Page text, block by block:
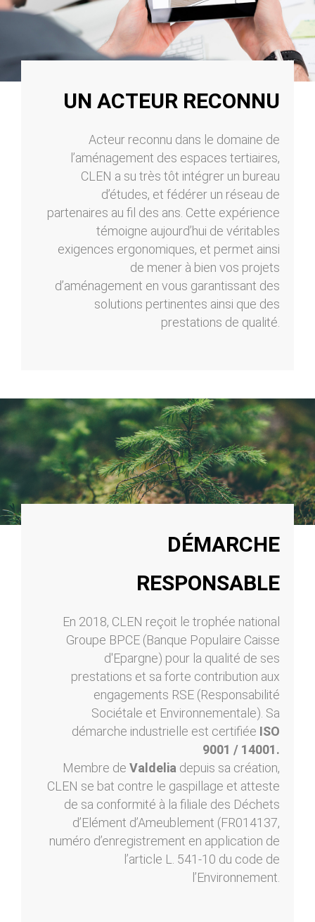
UN ACTEUR RECONNU
Acteur reconnu dans le domaine de
l’aménagement des espaces tertiaires,
CLEN a su très tôt intégrer un bureau
d’études, et fédérer un réseau de
partenaires au fil des ans. Cette expérience
témoigne aujourd’hui de véritables
exigences ergonomiques, et permet ainsi
de mener à bien vos projets
d’aménagement en vous garantissant des
solutions pertinentes ainsi que des
prestations de qualité.
DÉMARCHE
RESPONSABLE
En 2018, CLEN reçoit le trophée national
Groupe BPCE (Banque Populaire Caisse
d'Epargne) pour la qualité de ses
prestations et sa forte contribution aux
engagements RSE (Responsabilité
Sociétale et Environnementale). Sa
démarche industrielle est certifiée ISO
9001 / 14001.
Membre de Valdelia depuis sa création,
CLEN se bat contre le gaspillage et atteste
de sa conformité à la filiale des Déchets
d’Elément d’Ameublement (FR014137,
numéro d’enregistrement en application de
l’article L. 541-10 du code de
l’Environnement.